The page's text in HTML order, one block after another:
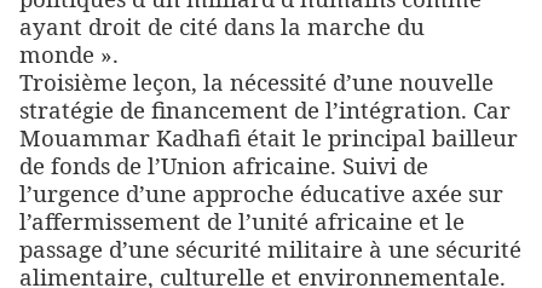
ayant droit de cité dans la marche du
monde ».
Troisième leçon, la nécessité d’une nouvelle
stratégie de financement de l’intégration. Car
Mouammar Kadhafi était le principal bailleur
de fonds de l’Union africaine. Suivi de
l’urgence d’une approche éducative axée sur
l’affermissement de l’unité africaine et le
passage d’une sécurité militaire à une sécurité
alimentaire, culturelle et environnementale.